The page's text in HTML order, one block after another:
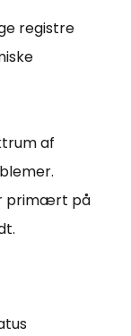
registre
af
primært på